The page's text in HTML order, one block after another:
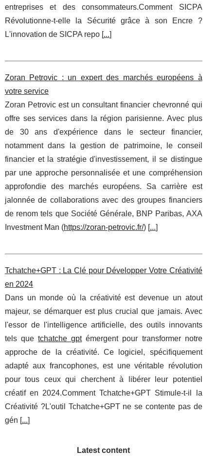
entreprises et des consommateurs.Comment SICPA
Révolutionne-t-elle la Sécurité grâce à son Encre ?
L'innovation de SICPA repo [...]
Zoran Petrovic : un expert des marchés européens à
votre service
Zoran Petrovic est un consultant financier chevronné qui
offre ses services dans la région parisienne. Avec plus
de 30 ans d'expérience dans le secteur financier,
notamment dans la gestion de patrimoine, le conseil
financier et la stratégie d'investissement, il se distingue
par une approche personnalisée et une compréhension
approfondie des marchés européens. Sa carrière est
jalonnée de collaborations avec des groupes financiers
de renom tels que Société Générale, BNP Paribas, AXA
Investment Man (https://zoran-petrovic.fr/) [...]
Tchatche+GPT : La Clé pour Développer Votre Créativité
en 2024
Dans un monde où la créativité est devenue un atout
majeur, se démarquer est plus crucial que jamais. Avec
l'essor de l'intelligence artificielle, des outils innovants
tels quetchatche gptémergent pour transformer notre
approche de la créativité. Ce logiciel, spécifiquement
adapté aux francophones, est une véritable révolution
pour tous ceux qui cherchent à libérer leur potentiel
créatif en 2024.Comment Tchatche+GPT Stimule-t-il la
Créativité ?L'outil Tchatche+GPT ne se contente pas de
gén [...]
Latest content